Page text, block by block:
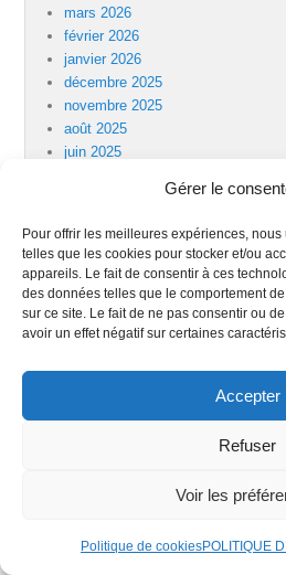
Gérer le
Pour offrir les meilleures expériences,
telles que les cookies pour stocker et/ou
appareils. Le fait de consentir à ces
des données telles que le comportement
sur ce site. Le fait de ne pas consentir ou
avoir un effet négatif sur certaines
Accepter
Refuser
Voir les
Politique de cookiesPOLITIQUE
mars 2026
février 2026
janvier 2026
décembre 2025
novembre 2025
août 2025
juin 2025
décembre 2024
novembre 2024
juin 2024
mai 2024
avril 2024